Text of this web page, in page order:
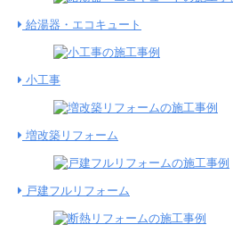
給湯器・エコキュート
小工事
増改築リフォーム
戸建フルリフォーム